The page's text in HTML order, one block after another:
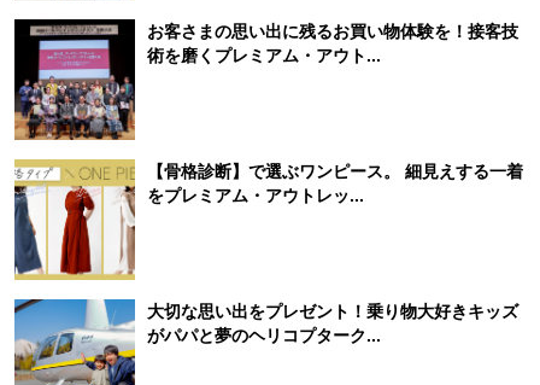
お客さまの思い出に残るお買い物体験を！接客技
術を磨くプレミアム・アウト...
【骨格診断】で選ぶワンピース。 細見えする一着
をプレミアム・アウトレッ...
大切な思い出をプレゼント！乗り物大好きキッズ
がパパと夢のヘリコプターク...